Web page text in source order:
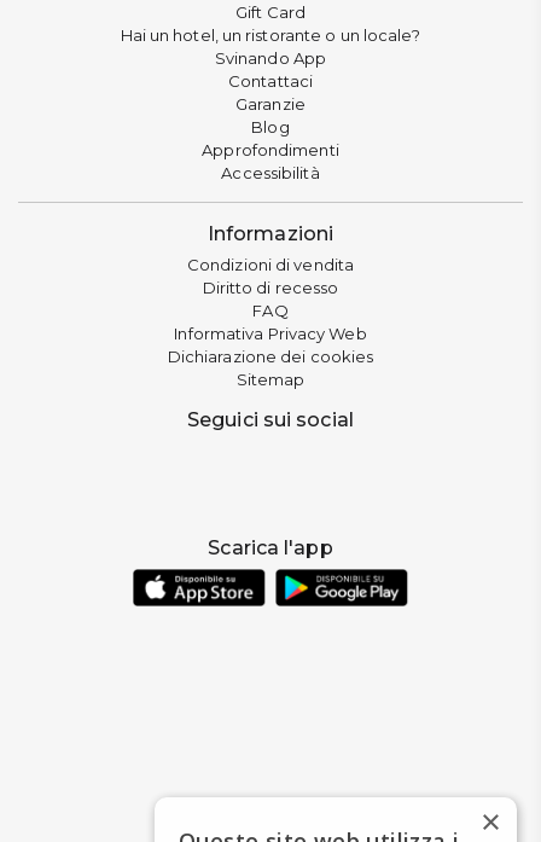
Gift Card
Hai un hotel, un ristorante o un locale?
Svinando App
Contattaci
Garanzie
Blog
Approfondimenti
Accessibilità
Informazioni
Condizioni di vendita
Diritto di recesso
FAQ
Informativa Privacy Web
Dichiarazione dei cookies
Sitemap
Seguici sui social
Scarica l'app
×